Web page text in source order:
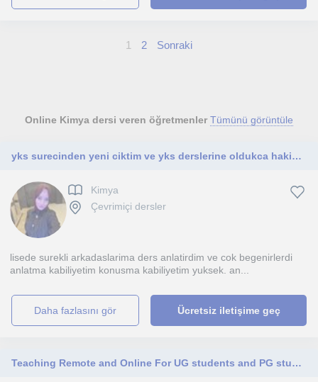
1 2 Sonraki
Online Kimya dersi veren öğretmenler Tümünü görüntüle
yks surecinden yeni ciktim ve yks derslerine oldukca hakimim kimya ilgi alanim ogretmek cok hosuma gidiyor. yks sinavi icin
Kimya
Çevrimiçi dersler
lisede surekli arkadaslarima ders anlatirdim ve cok begenirlerdi
anlatma kabiliyetim konusma kabiliyetim yuksek. an...
daha fazlasını gör Ücretsiz iletişime geç
Teaching Remote and Online For UG students and PG students